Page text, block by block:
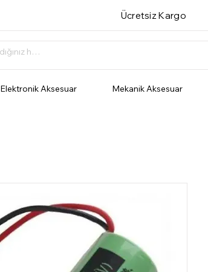
Ücretsiz Kargo
Elektronik Aksesuar Mekanik Aksesuar